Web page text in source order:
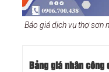
Báo giá dịch vụ thợ sơn
Bảng giá nhân công